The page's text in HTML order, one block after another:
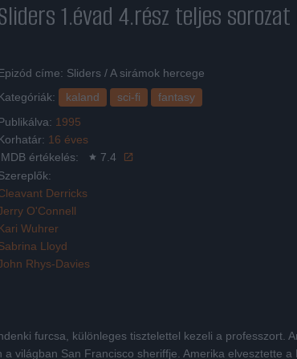
1.évad 4.rész teljes
címe: Sliders / A sirámok hercege
kaland sci-fi
fantasy
1995
16 éves
értékelés:
7.4
Derricks
O'Connell
Wuhrer
Lloyd
Rhys-Davies
furcsa, különleges tisztelettel kezeli a professzort.
világban San Francisco sheriffje. Amerika elvesztette